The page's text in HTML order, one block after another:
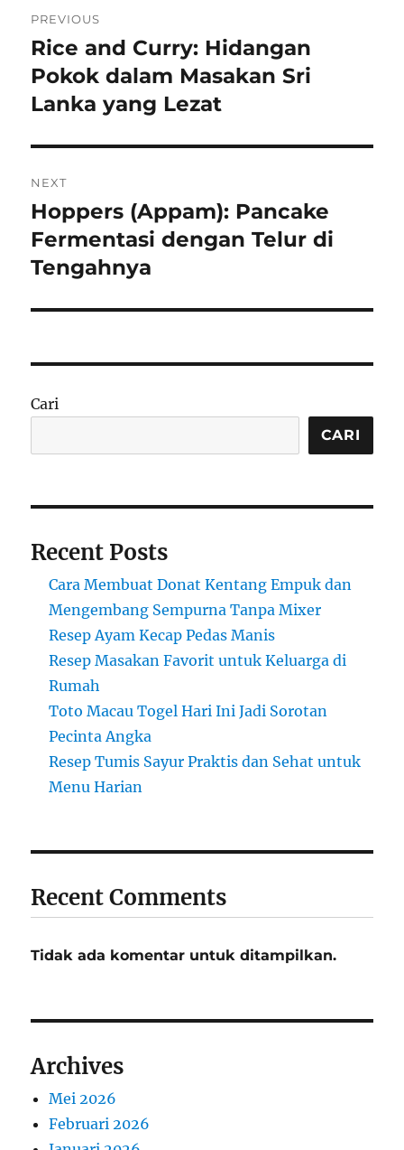
pos
PREVIOUS
Previous
post:
Rice and Curry: Hidangan
Pokok dalam Masakan Sri
Lanka yang Lezat
NEXT
Next
post:
Hoppers (Appam): Pancake
Fermentasi dengan Telur di
Tengahnya
Cari
CARI
Recent Posts
Cara Membuat Donat Kentang Empuk dan
Mengembang Sempurna Tanpa Mixer
Resep Ayam Kecap Pedas Manis
Resep Masakan Favorit untuk Keluarga di
Rumah
Toto Macau Togel Hari Ini Jadi Sorotan
Pecinta Angka
Resep Tumis Sayur Praktis dan Sehat untuk
Menu Harian
Recent Comments
Tidak ada komentar untuk ditampilkan.
Archives
Mei 2026
Februari 2026